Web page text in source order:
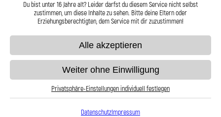
Stahlflex vs. Gummi
Stahlflex
Du bist unter 16 Jahre alt? Leider darfst du diesem Service nicht selbst
zustimmen, um diese Inhalte zu sehen. Bitte deine Eltern oder
Erziehungsberechtigten, dem Service mit dir zuzustimmen!
Alle akzeptieren
Weiter ohne Einwilligung
Privatsphäre-Einstellungen individuell festlegen
DatenschutzImpressum